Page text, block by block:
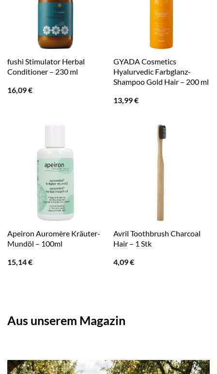
fushi Stimulator Herbal
Conditioner – 230 ml
16,09€
GYADA Cosmetics
Hyalurvedic Farbglanz-
Shampoo Gold Hair – 200 ml
13,99€
Apeiron Auromère Kräuter-
Mundöl – 100ml
15,14€
Avril Toothbrush Charcoal
Hair – 1 Stk
4,09€
Aus unserem Magazin